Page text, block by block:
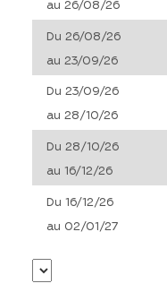
au 26/08/26
Du 26/08/26
au 23/09/26
Du 23/09/26
au 28/10/26
Du 28/10/26
au 16/12/26
Du 16/12/26
au 02/01/27